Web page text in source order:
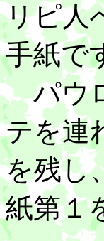
リピ人
手紙で
パウロ
テを連
を残し
紙第１